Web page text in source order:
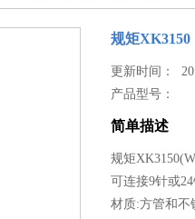
规矩XK3150
更新时间：
产品型号：
简单描述
规矩
可连接9针或
材质:方管和不